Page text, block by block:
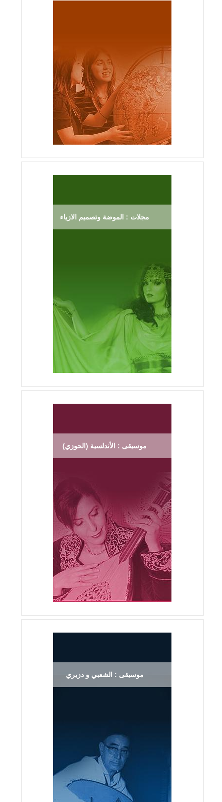
مجلات : الموضة وتصميم الازياء
موسيقى : الأندلسية (الحوزي)
موسيقى : الشعبي و دزيري